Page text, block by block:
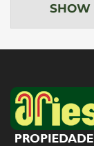
SHOW